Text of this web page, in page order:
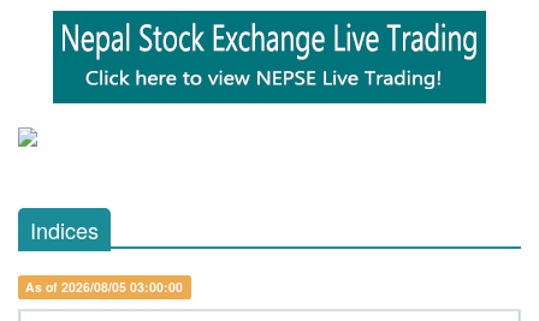
Indices
As of 2026/08/05 03:00:00